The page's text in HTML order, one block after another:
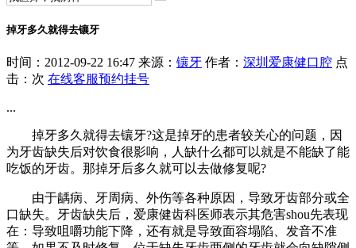
掉牙多久就得去镶牙
时间：2012-09-22 16:47 来源： 镶牙 作者： 深圳爱康健口腔 点
击： 次 在线客服预约挂号
...
掉牙多久就得去镶牙?这是掉牙的患者较关心的问题，因
为牙齿缺失后对饮食很影响，人缺什么都可以就是不能缺了能
吃饭的牙齿。那掉牙后多久就可以去做修复呢?
由于龋病、牙周病、外伤等各种原因，导致牙齿部分或全
口缺失。牙齿缺失后，爱康健齿科医师表示其危害shou先表现
在：导致咀嚼功能下降，还有就是导致面容塌陷、发音不准